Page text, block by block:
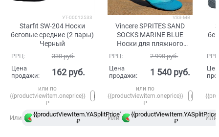
УТ-00012533
Starfit SW-204 Носки
беговые средние (2 пары)
Черный
РРЦ: 330 руб.
Цена
продажи:
162 руб.
или по
{{productviewitem.oneprice}}
₽
Или
{{productViewItem.YASplitPrice}}
₽
в
Сплит
VSS-MB
Vincere SPRITES SAND
SOCKS MARINE BLUE
Носки для пляжного
волейбола Голубой/
РРЦ: 2 990 руб.
Цена
продажи:
1 540 руб.
или по
{{productviewitem.oneprice}}
₽
Или
₽
Или